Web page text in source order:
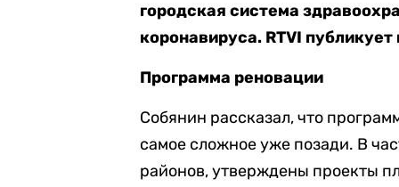
городская система
коронавируса. RTVI
Программа реновации
Собянин рассказал, что
самое сложное уже позади. В
районов, утверждены проекты